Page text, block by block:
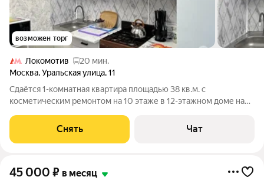
возможен торг
Локомотив
20 мин.
Москва,Уральская улица,11
Сдаётся 1-комнатная квартира площадью 38 кв.м. с
косметическим ремонтом на 10 этаже в 12-этажном доме на
окна выходят во двор. В
Снять Чат
45 000 ₽ в месяц